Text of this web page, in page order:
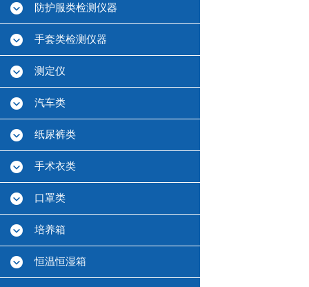
防护服类检测仪器
手套类检测仪器
测定仪
汽车类
纸尿裤类
手术衣类
口罩类
培养箱
恒温恒湿箱